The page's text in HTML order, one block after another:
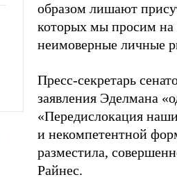
образом лишают
которых мы просим на
неимоверные личные
Пресс-секретарь
заявления Эделмана
«Передислокация
и некомпетентной
разместила,
Райнес.